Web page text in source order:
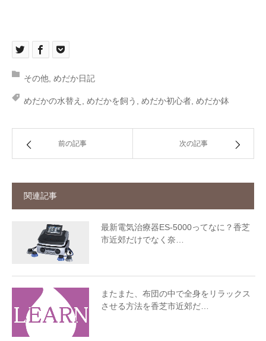
その他 めだか日記
めだかの水替え めだかを飼う めだか初心者 めだか鉢
前の記事 次の記事
関連記事
最新電気治療器ES-5000ってなに？香芝
市近郊だけでなく奈…
またまた、布団の中で全身をリラックス
させる方法を香芝市近郊だ…